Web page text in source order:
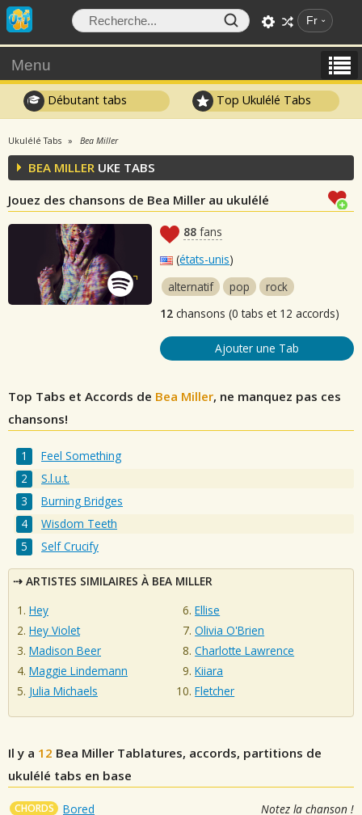
Fr
Menu
Débutant tabs Top Ukulélé Tabs
Ukulélé Tabs Bea Miller
BEA MILLER UKE TABS
Jouez des chansons de Bea Miller au ukulélé
88 fans
(états-unis)
alternatif
pop
rock
12 chansons (0 tabs et 12 accords)
Ajouter une Tab
Top Tabs et Accords de Bea Miller, ne manquez pas ces
chansons!
Feel Something
S.l.u.t.
Burning Bridges
Wisdom Teeth
Self Crucify
ARTISTES SIMILAIRES À BEA MILLER
Hey
Hey Violet
Madison Beer
Maggie Lindemann
Julia Michaels
Ellise
Olivia O'Brien
Charlotte Lawrence
Kiiara
Fletcher
Il y a 12 Bea Miller Tablatures, accords, partitions de
ukulélé tabs en base
CHORDS Bored Notez la chanson !